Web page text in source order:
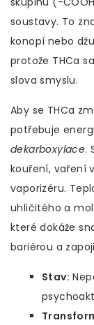
soustavy. To
konopí nebo
protože THCa
slova smyslu.
Aby se THCa
potřebuje
dekarboxylace.
kouření, vaření
vaporizéru.
uhličitého a
které dokáže
bariérou a
Stav: